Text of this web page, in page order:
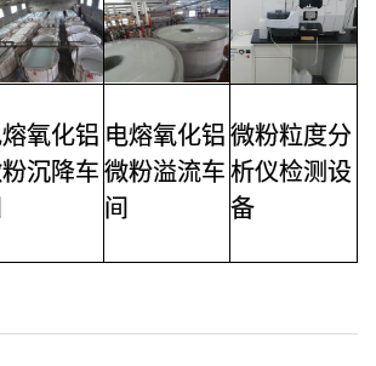
氧化铝
沉降车
电熔氧化铝
微粉溢流车
间
微粉粒度分
析仪检测设
备